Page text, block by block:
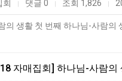
회 | 댓글 0 | 조회 1,826 |
자매집회] 하나님-사람